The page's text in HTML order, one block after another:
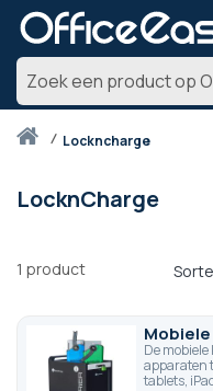
Thuislockncharge
LocknCharge
1 product
De
apparaten
tablets,